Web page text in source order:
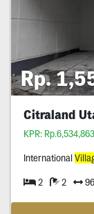
Rp.
Citraland
KPR: Rp.6,534,863
International
2 2 96